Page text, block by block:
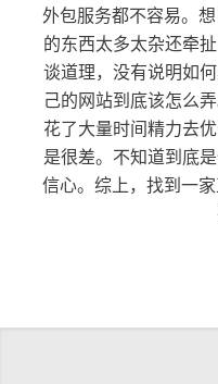
外包服务都不容易。
的东西太多太杂还牵
谈道理，没有说明如
己的网站到底该怎么
花了大量时间精力去
是很差。不知道到底
信心。综上，找到一